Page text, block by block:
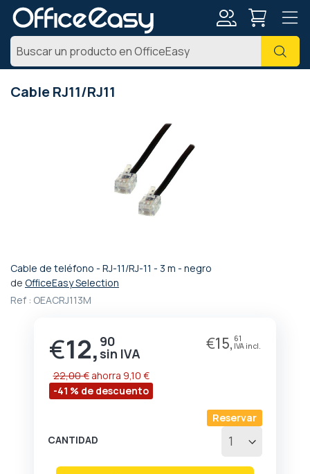
Cable RJ11/RJ11
Cable de teléfono - RJ-11/RJ-11 - 3 m - negro
de OfficeEasy Selection
Ref : OEACRJ113M
Precio
especial
€12, 90 €15, 61
-41 % de descuento
22,00 €ahorra 9,10 €
Reservar
CANTIDAD
Saltar
al
comienzo
imágenes